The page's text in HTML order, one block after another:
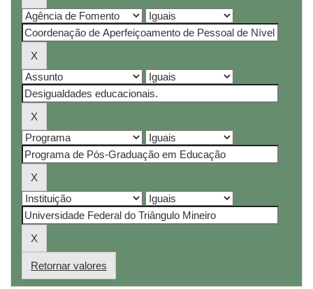
Retornar valores